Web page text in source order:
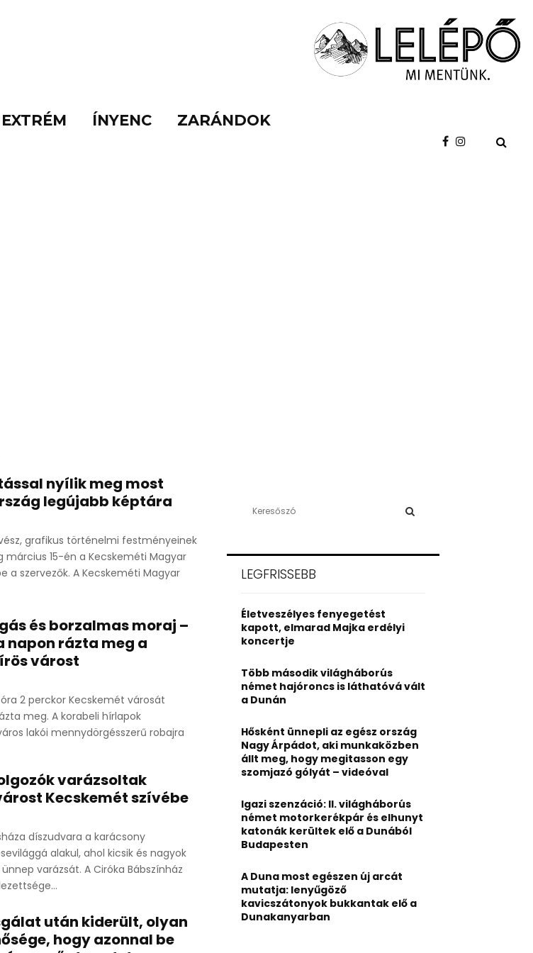
EXTRÉM ÍNYENC ZARÁNDOK
nyílik meg most
legújabb képtára
grafikus történelmi festményeinek
március 15-én a Kecskeméti Magyar
a szervezők. A Kecskeméti Magyar
és borzalmas moraj –
napon rázta meg a
várost
óra 2 perckor Kecskemét városát
meg. A korabeli hírlapok
lakói mennydörgésszerű robajra
varázsoltak
Kecskemét szívébe
díszudvara a karácsony
alakul, ahol kicsik és nagyok
varázsát. A Ciróka Bábszínház
után kiderült, olyan
hogy azonnal be
h
o
r
:
H
LEGFRISSEBB
Életveszélyes fenyegetést
kapott, elmarad Majka erdélyi
koncertje
Több második világháborús
német hajóroncs is láthatóvá vált
a Dunán
Hősként ünnepli az egész ország
Nagy Árpádot, aki munkaközben
állt meg, hogy megitasson egy
szomjazó gólyát – videóval
Igazi szenzáció: II. világháborús
német motorkerékpár és elhunyt
katonák kerültek elő a Dunából
Budapesten
A Duna most egészen új arcát
mutatja: lenyűgöző
kavicszátonyok bukkantak elő a
Dunakanyarban